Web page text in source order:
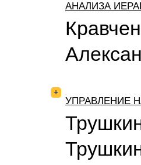
АНАЛИЗА
+
УПРАВЛЕНИЕ